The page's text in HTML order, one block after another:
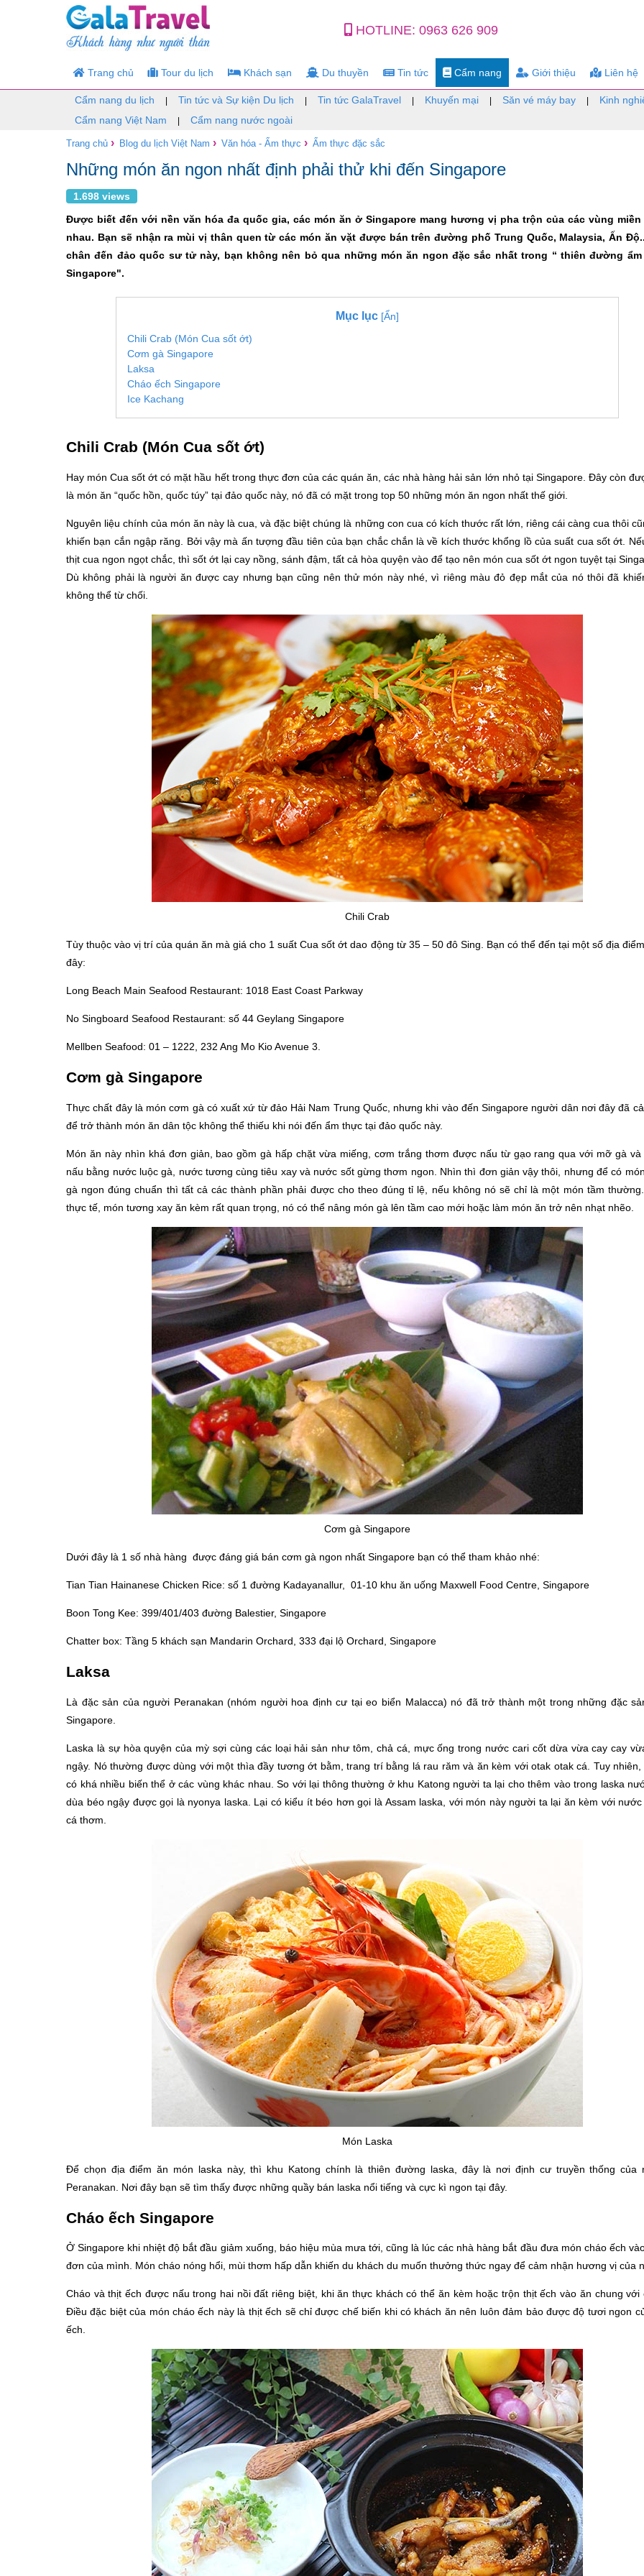
HOTLINE: 0963 626 909
Trang chủ Tour du lịch Khách sạn Du thuyền Tin tức Cẩm nang Giới thiệu Liên hệ
Cẩm nang du lịch Tin tức và Sự kiện Du lịch Tin tức GalaTravel Khuyến mại Săn vé máy bay Kinh
Cẩm nang Việt Nam Cẩm nang nước ngoài
Trang chủ › Blog du lịch Việt Nam › Văn hóa - Ẩm thực › Ẩm thực đặc sắc
Những món ăn ngon nhất định phải thử khi đến Singapore
1.698 views
Được biết đến với nền văn hóa đa quốc gia, các món ăn ở Singapore mang hương vị pha trộn của các vùng miền
nhau. Bạn sẽ nhận ra mùi vị thân quen từ các món ăn vặt được bán trên đường phố Trung Quốc, Malaysia, Ấn
chân đến đảo quốc sư tử này, bạn không nên bỏ qua những món ăn ngon đặc sắc nhất trong “ thiên đường
Singapore".
Mục lục [Ẩn]
Chili Crab (Món Cua sốt ớt)
Cơm gà Singapore
Laksa
Cháo ếch Singapore
Ice Kachang
Chili Crab (Món Cua sốt ớt)
Hay món Cua sốt ớt có mặt hầu hết trong thực đơn của các quán ăn, các nhà hàng hải sản lớn nhỏ tại Singapore. Đây còn
là món ăn “quốc hồn, quốc túy” tại đảo quốc này, nó đã có mặt trong top 50 những món ăn ngon nhất thế giới.
Nguyên liệu chính của món ăn này là cua, và đặc biệt chúng là những con cua có kích thước rất lớn, riêng cái càng cua thôi
khiến bạn cắn ngập răng. Bởi vậy mà ấn tượng đầu tiên của bạn chắc chắn là về kích thước khổng lồ của suất cua sốt ớt.
thịt cua ngon ngọt chắc, thì sốt ớt lại cay nồng, sánh đậm, tất cả hòa quyện vào để tạo nên món cua sốt ớt ngon tuyệt tại
Dù không phải là người ăn được cay nhưng bạn cũng nên thử món này nhé, vì riêng màu đỏ đẹp mắt của nó thôi đã
không thể từ chối.
Chili Crab
Tùy thuộc vào vị trí của quán ăn mà giá cho 1 suất Cua sốt ớt dao động từ 35 – 50 đô Sing. Bạn có thể đến tại một số địa
đây:
Long Beach Main Seafood Restaurant: 1018 East Coast Parkway
No Singboard Seafood Restaurant: số 44 Geylang Singapore
Mellben Seafood: 01 – 1222, 232 Ang Mo Kio Avenue 3.
Cơm gà Singapore
Thực chất đây là món cơm gà có xuất xứ từ đảo Hải Nam Trung Quốc, nhưng khi vào đến Singapore người dân nơi đây đã
để trở thành món ăn dân tộc không thể thiếu khi nói đến ẩm thực tại đảo quốc này.
Món ăn này nhìn khá đơn giản, bao gồm gà hấp chặt vừa miếng, cơm trắng thơm được nấu từ gạo rang qua với mỡ gà
nấu bằng nước luộc gà, nước tương cùng tiêu xay và nước sốt gừng thơm ngon. Nhìn thì đơn giản vậy thôi, nhưng để có
gà ngon đúng chuẩn thì tất cả các thành phần phải được cho theo đúng tỉ lệ, nếu không nó sẽ chỉ là một món tầm
thực tế, món tương xay ăn kèm rất quan trọng, nó có thể nâng món gà lên tầm cao mới hoặc làm món ăn trở nên nhạt nhẽo.
Cơm gà Singapore
Dưới đây là 1 số nhà hàng được đáng giá bán cơm gà ngon nhất Singapore bạn có thể tham khảo nhé:
Tian Tian Hainanese Chicken Rice: số 1 đường Kadayanallur, 01-10 khu ăn uống Maxwell Food Centre, Singapore
Boon Tong Kee: 399/401/403 đường Balestier, Singapore
Chatter box: Tầng 5 khách sạn Mandarin Orchard, 333 đại lộ Orchard, Singapore
Laksa
Là đặc sản của người Peranakan (nhóm người hoa định cư tại eo biển Malacca) nó đã trở thành một trong những đặc
Singapore.
Laska là sự hòa quyện của mỳ sợi cùng các loại hải sản như tôm, chả cá, mực ống trong nước cari cốt dừa vừa cay cay
ngậy. Nó thường được dùng với một thìa đầy tương ớt bằm, trang trí bằng lá rau răm và ăn kèm với otak otak cá. Tuy nhiên,
có khá nhiều biến thể ở các vùng khác nhau. So với lại thông thường ở khu Katong người ta lại cho thêm vào trong laska
dùa béo ngậy được gọi là nyonya laska. Lại có kiểu ít béo hơn gọi là Assam laska, với món này người ta lại ăn kèm với nước
cá thơm.
Món Laska
Để chọn địa điểm ăn món laska này, thì khu Katong chính là thiên đường laska, đây là nơi định cư truyền thống của
Peranakan. Nơi đây bạn sẽ tìm thấy được những quầy bán laska nổi tiếng và cực kì ngon tại đây.
Cháo ếch Singapore
Ở Singapore khi nhiệt độ bắt đầu giảm xuống, báo hiệu mùa mưa tới, cũng là lúc các nhà hàng bắt đầu đưa món cháo ếch
đơn của mình. Món cháo nóng hổi, mùi thơm hấp dẫn khiến du khách du muốn thưởng thức ngay để cảm nhận hương vị của
Cháo và thịt ếch được nấu trong hai nồi đất riêng biệt, khi ăn thực khách có thể ăn kèm hoặc trộn thịt ếch vào ăn chung với
Điều đặc biệt của món cháo ếch này là thịt ếch sẽ chỉ được chế biến khi có khách ăn nên luôn đảm bảo được độ tươi ngon
ếch.